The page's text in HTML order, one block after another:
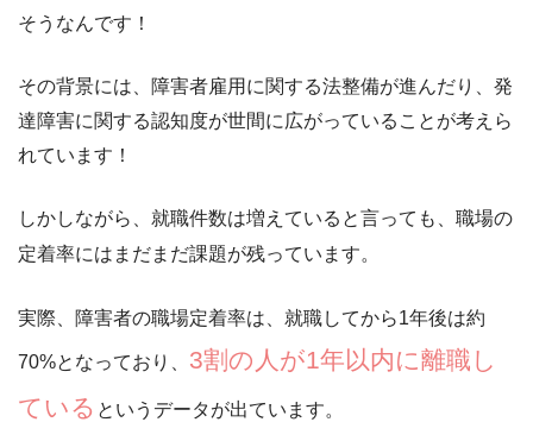
そうなんです！
その背景には、障害者雇用に関する法整備が進んだり、発
達障害に関する認知度が世間に広がっていることが考えら
れています！
しかしながら、就職件数は増えていると言っても、 職場の
定着率にはまだまだ課題が残っています。
実際、障害者の職場定着率は、就職してから1年後は約
70%となっており、 3割の人が1年以内に離職し
ている というデータが出ています。